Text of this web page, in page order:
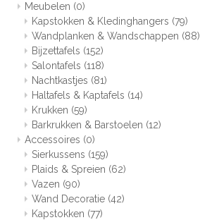
Meubelen (0)
Kapstokken & Kledinghangers (79)
Wandplanken & Wandschappen (88)
Bijzettafels (152)
Salontafels (118)
Nachtkastjes (81)
Haltafels & Kaptafels (14)
Krukken (59)
Barkrukken & Barstoelen (12)
Accessoires (0)
Sierkussens (159)
Plaids & Spreien (62)
Vazen (90)
Wand Decoratie (42)
Kapstokken (77)